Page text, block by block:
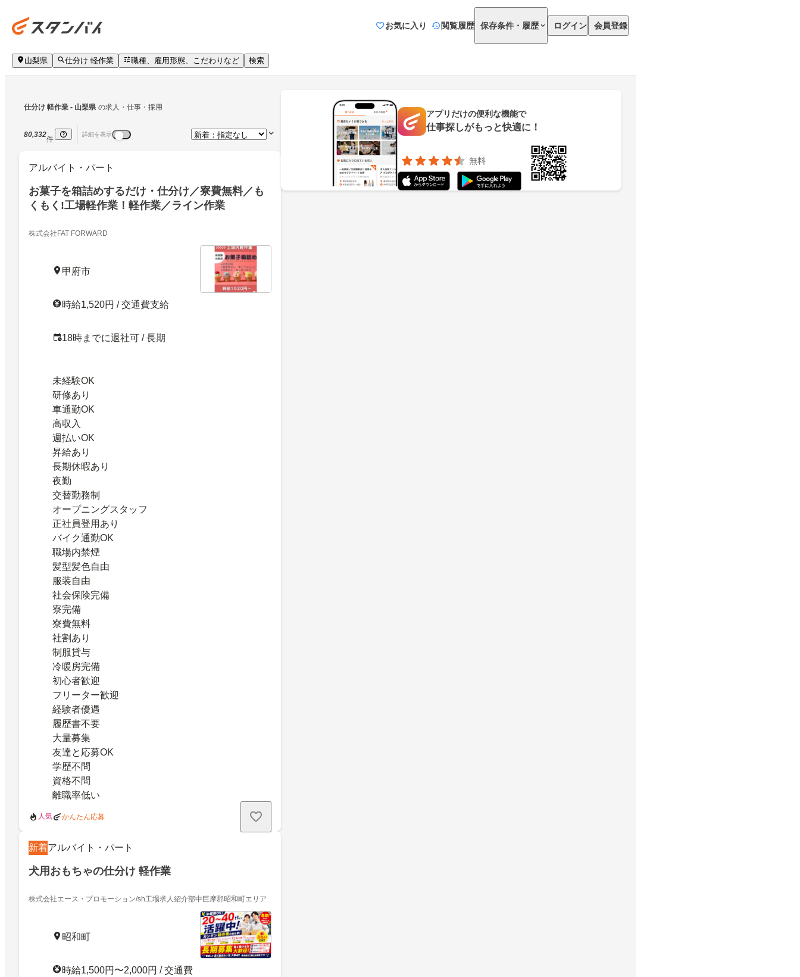
お気に入り 閲覧履歴 保存条件・履歴 ログイン 会員登録
山梨県 仕分け 軽作業 職種、雇用形態、こだわりなど 検索
仕分け 軽作業 - 山梨県 の求人・仕事・採用
80,332
件
詳細を表示
アルバイト・パート
お菓子を箱詰めするだけ・仕分け／寮費無料／も
くもく!工場軽作業！軽作業／ライン作業
株式会社FAT FORWARD
甲府市
時給1,520円 / 交通費支給
18時までに退社可 / 長期
未経験OK
研修あり
車通勤OK
高収入
週払いOK
昇給あり
長期休暇あり
夜勤
交替勤務制
オープニングスタッフ
正社員登用あり
バイク通勤OK
職場内禁煙
髪型髪色自由
服装自由
社会保険完備
寮完備
寮費無料
社割あり
制服貸与
冷暖房完備
初心者歓迎
フリーター歓迎
経験者優遇
履歴書不要
大量募集
友達と応募OK
学歴不問
資格不問
離職率低い
人気 かんたん応募
新着アルバイト・パート
犬用おもちゃの仕分け 軽作業
株式会社エース・プロモーション/sh工場求人紹介部中巨摩郡昭和町エリア
昭和町
時給1,500円〜2,000円 / 交通費
アプリだけの便利な機能で
仕事探しがもっと快適に！
無料